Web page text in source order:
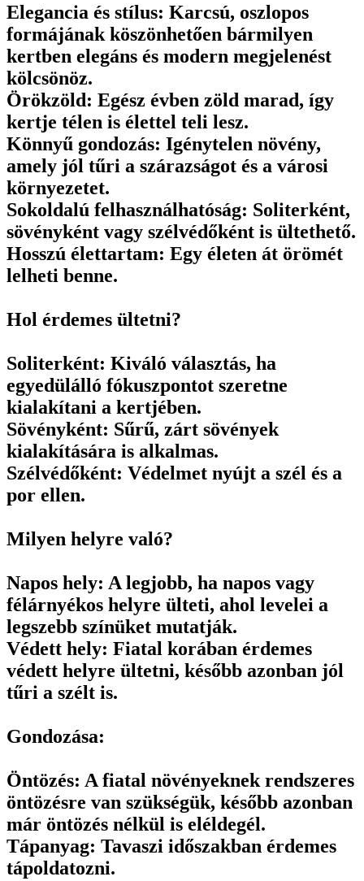
Elegancia és stílus: Karcsú, oszlopos
formájának köszönhetően bármilyen
kertben elegáns és modern megjelenést
kölcsönöz.
Örökzöld: Egész évben zöld marad, így
kertje télen is élettel teli lesz.
Könnyű gondozás: Igénytelen növény,
amely jól tűri a szárazságot és a városi
környezetet.
Sokoldalú felhasználhatóság: Soliterként,
sövényként vagy szélvédőként is ültethető.
Hosszú élettartam: Egy életen át örömét
lelheti benne.
Hol érdemes ültetni?
Soliterként: Kiváló választás, ha
egyedülálló fókuszpontot szeretne
kialakítani a kertjében.
Sövényként: Sűrű, zárt sövények
kialakítására is alkalmas.
Szélvédőként: Védelmet nyújt a szél és a
por ellen.
Milyen helyre való?
Napos hely: A legjobb, ha napos vagy
félárnyékos helyre ülteti, ahol levelei a
legszebb színüket mutatják.
Védett hely: Fiatal korában érdemes
védett helyre ültetni, később azonban jól
tűri a szélt is.
Gondozása:
Öntözés: A fiatal növényeknek rendszeres
öntözésre van szükségük, később azonban
már öntözés nélkül is eléldegél.
Tápanyag: Tavaszi időszakban érdemes
tápoldatozni.